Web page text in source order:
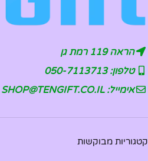
הראה 119 רמת גן
טלפון: 050-7113713
אימייל: SHOP@TENGIFT.CO.IL
קטגוריות מבוקשות